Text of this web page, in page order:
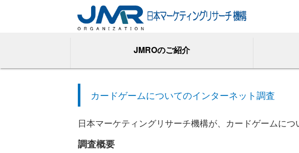
JMROのご紹介
カードゲームについてのインターネット調査
日本マーケティングリサーチ機構が、カードゲームに
調査概要